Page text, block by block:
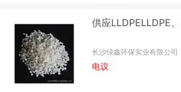
供应LLDPELLDPE
长沙绿鑫环保实业有限公司
电议